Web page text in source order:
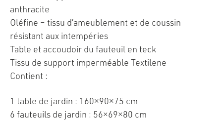
anthracite
Oléfine – tissu d’ameublement et de coussin
résistant aux intempéries
Table et accoudoir du fauteuil en teck
Tissu de support imperméable Textilene
Contient :
1 table de jardin : 160×90×75 cm
6 fauteuils de jardin : 56×69×80 cm